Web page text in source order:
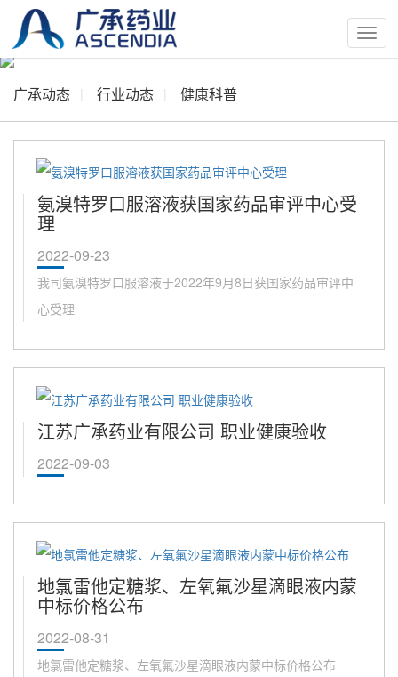
按
钮
广承动态 行业动态 健康科普
氨溴特罗口服溶液获国家药品审评中心受
理
2022-09-23
我司氨溴特罗口服溶液于2022年9月8日获国家药品审评中
心受理
江苏广承药业有限公司 职业健康验收
2022-09-03
地氯雷他定糖浆、左氧氟沙星滴眼液内蒙
中标价格公布
2022-08-31
地氯雷他定糖浆、左氧氟沙星滴眼液内蒙中标价格公布